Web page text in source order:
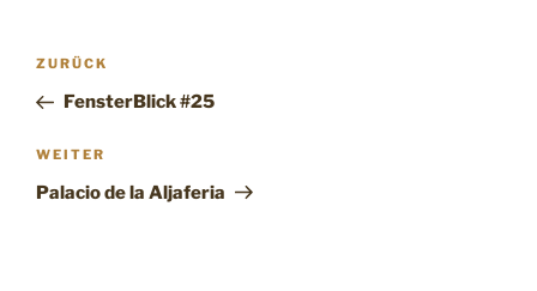
Beitragsnavigation
Vorheriger
Beitrag
ZURÜCK
FensterBlick #25
Nächster
Beitrag
WEITER
Palacio de la Aljaferia